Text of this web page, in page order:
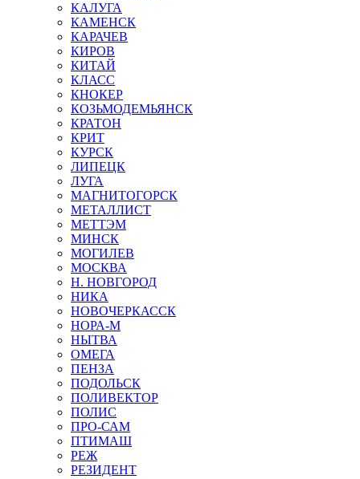
КАЛУГА
КАМЕНСК
КАРАЧЕВ
КИРОВ
КИТАЙ
КЛАСС
КНОКЕР
КОЗЬМОДЕМЬЯНСК
КРАТОН
КРИТ
КУРСК
ЛИПЕЦК
ЛУГА
МАГНИТОГОРСК
МЕТАЛЛИСТ
МЕТТЭМ
МИНСК
МОГИЛЕВ
МОСКВА
Н. НОВГОРОД
НИКА
НОВОЧЕРКАССК
НОРА-М
НЫТВА
ОМЕГА
ПЕНЗА
ПОДОЛЬСК
ПОЛИВЕКТОР
ПОЛИС
ПРО-САМ
ПТИМАШ
РЕЖ
РЕЗИДЕНТ